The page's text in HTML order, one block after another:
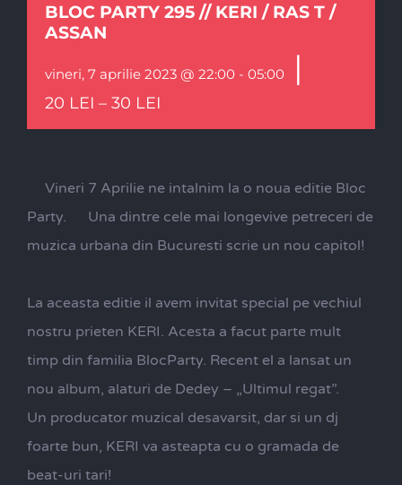
BLOC PARTY 295 // KERI / RAS T /
ASSAN
vineri, 7 aprilie 2023 @ 22:00 - 05:00 |
20 LEI – 30 LEI
Vineri 7 Aprilie ne intalnim la o noua editie Bloc
Party.
Una dintre cele mai longevive petreceri de
muzica urbana din Bucuresti scrie un nou capitol!
La aceasta editie il avem invitat special pe vechiul
nostru prieten KERI. Acesta a facut parte mult
timp din familia BlocParty. Recent el a lansat un
nou album, alaturi de Dedey – „Ultimul regat”.
Un producator muzical desavarsit, dar si un dj
foarte bun, KERI va asteapta cu o gramada de
beat-uri tari!